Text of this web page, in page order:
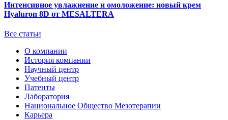
Интенсивное увлажнение и омоложение: новый крем
Hyaluron 8D от MESALTERA
Все статьи
О компании
История компании
Научный центр
Учебный центр
Патенты
Лаборатория
Национальное Общество Мезотерапии
Карьера